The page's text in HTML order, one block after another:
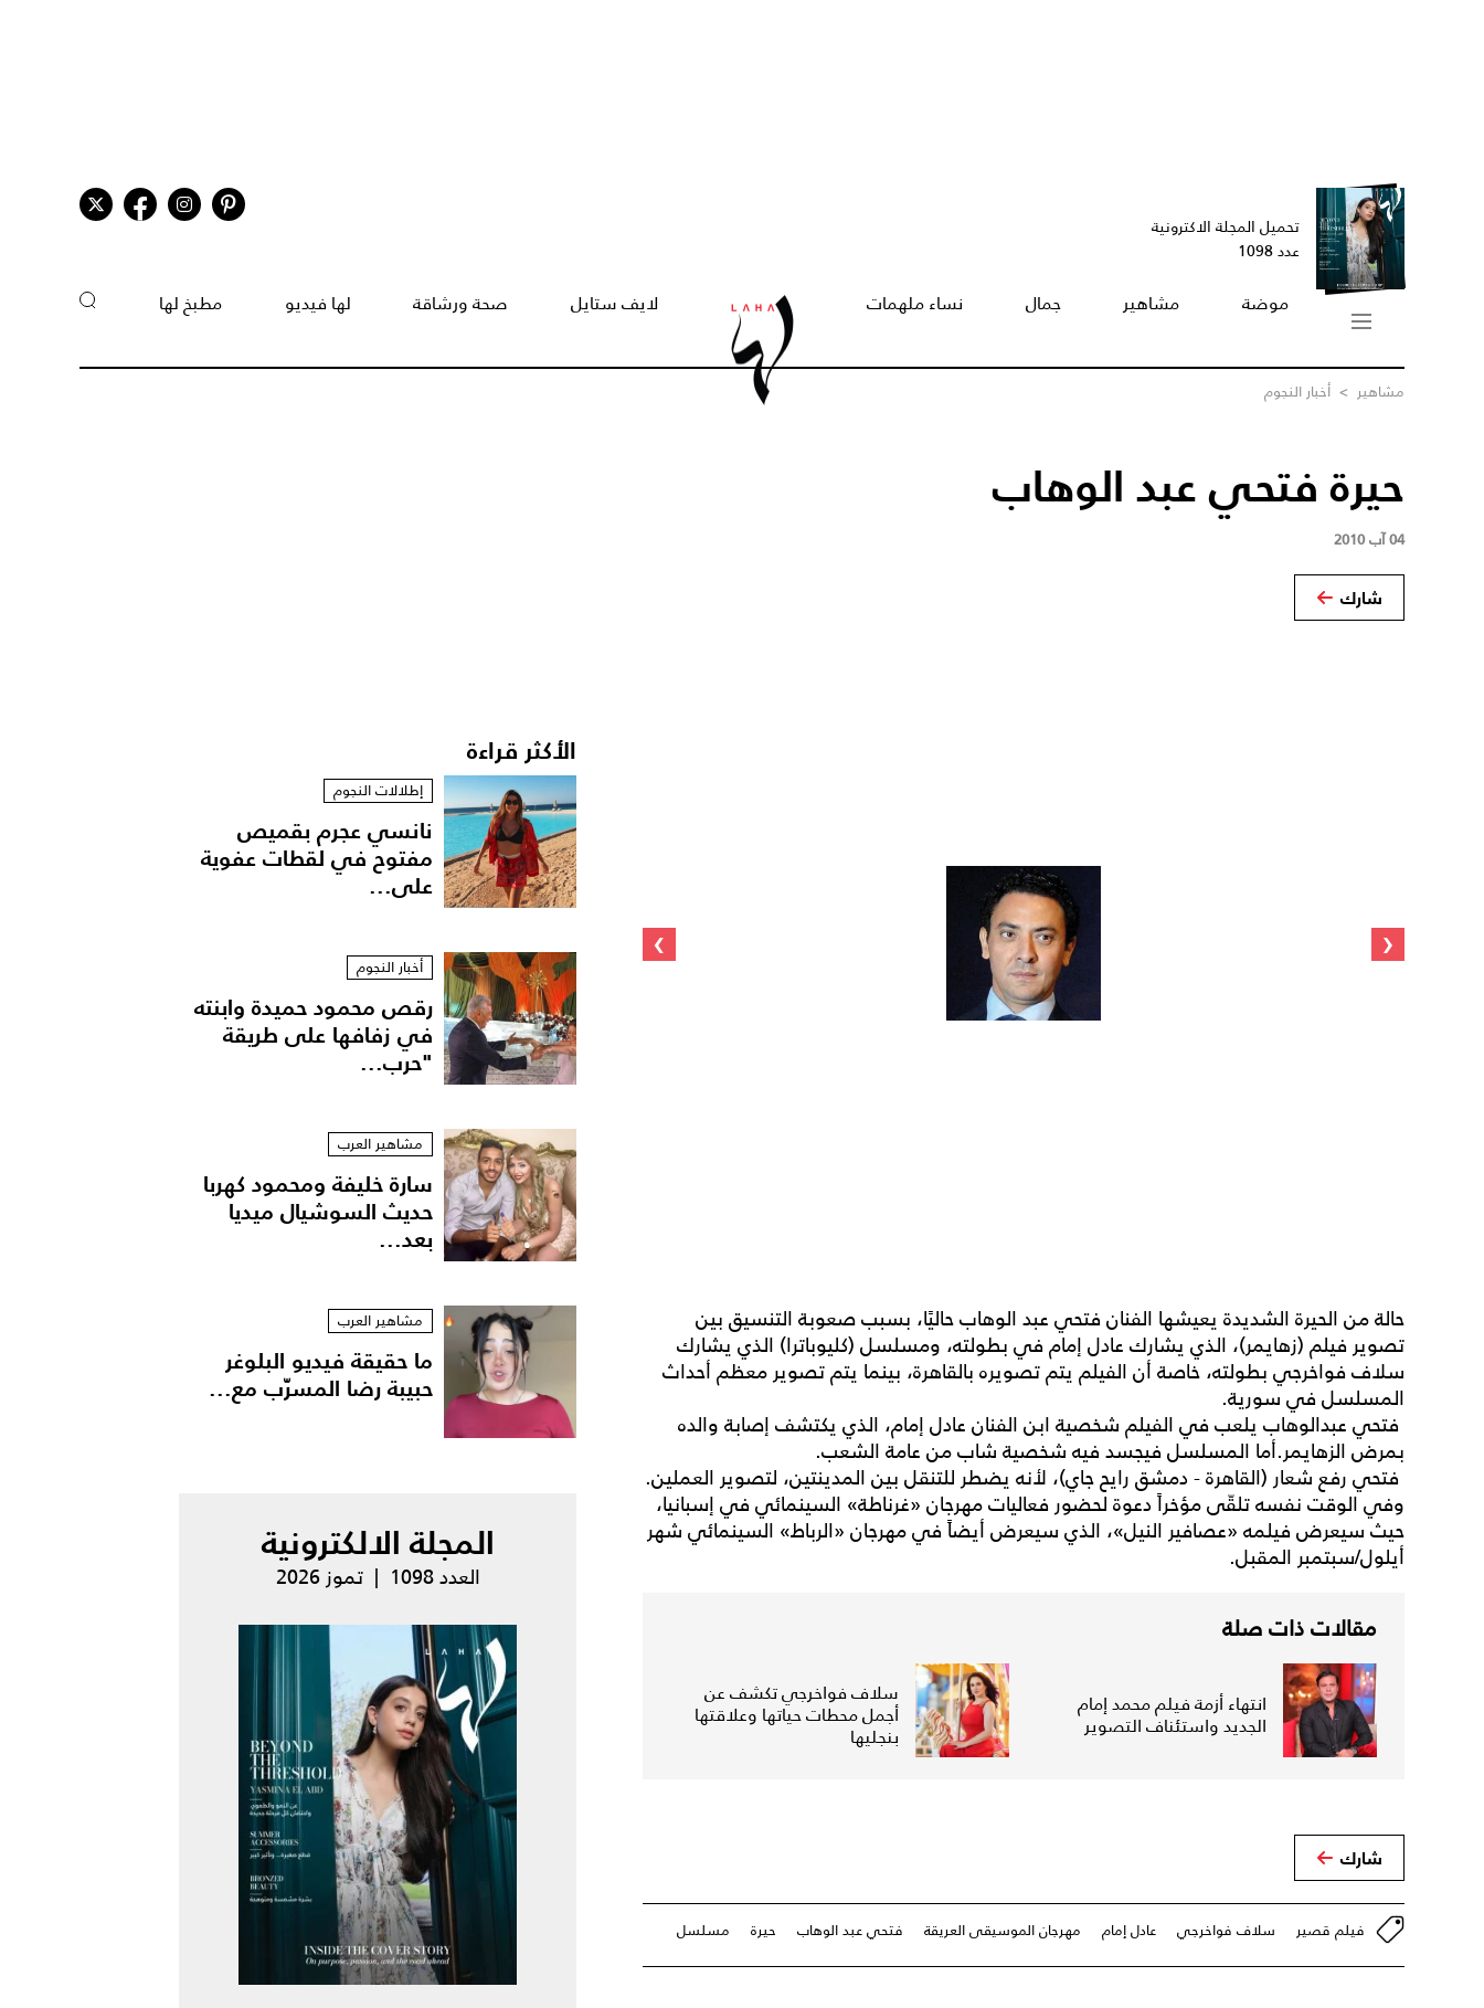
تحميل المجلة الاكترونية
عدد 1098
موضة مشاهير جمال نساء ملهمات لايف ستايل صحة ورشاقة لها فيديو مطبخ لها
مشاهير > أخبار النجوم
حيرة فتحي عبد الوهاب
04 آب 2010
شارك
‹
›
حالة من الحيرة الشديدة يعيشها الفنان فتحي عبد الوهاب حاليًا، بسبب صعوبة التنسيق بين
تصوير فيلم (زهايمر)، الذي يشارك عادل إمام في بطولته، ومسلسل (كليوباترا) الذي يشارك
سلاف فواخرجي بطولته، خاصة أن الفيلم يتم تصويره بالقاهرة، بينما يتم تصوير معظم أحداث
المسلسل في سورية.
فتحي عبدالوهاب يلعب في الفيلم شخصية ابن الفنان عادل إمام، الذي يكتشف إصابة والده
بمرض الزهايمر.أما المسلسل فيجسد فيه شخصية شاب من عامة الشعب.
فتحي رفع شعار (القاهرة - دمشق رايح جاي)، لأنه يضطر للتنقل بين المدينتين، لتصوير العملين.
وفي الوقت نفسه تلقّى مؤخراً دعوة لحضور فعاليات مهرجان «غرناطة» السينمائي في إسبانيا،
حيث سيعرض فيلمه «عصافير النيل»، الذي سيعرض أيضاً في مهرجان «الرباط» السينمائي شهر
أيلول/سبتمبر المقبل.
مقالات ذات صلة
انتهاء أزمة فيلم محمد إمام
الجديد واستئناف التصوير
سلاف فواخرجي تكشف عن
أجمل محطات حياتها وعلاقتها
بنجليها
شارك
فيلم قصير سلاف فواخرجي عادل إمام مهرجان الموسيقى العريقة فتحي عبد الوهاب حيرة مسلسل
الأكثر قراءة
إطلالات النجوم
نانسي عجرم بقميص
مفتوح في لقطات عفوية
على...
أخبار النجوم
رقص محمود حميدة وابنته
في زفافها على طريقة
"حرب...
مشاهير العرب
سارة خليفة ومحمود كهربا
حديث السوشيال ميديا
بعد...
مشاهير العرب
ما حقيقة فيديو البلوغر
حبيبة رضا المسرّب مع...
المجلة الالكترونية
العدد 1098 | تموز 2026